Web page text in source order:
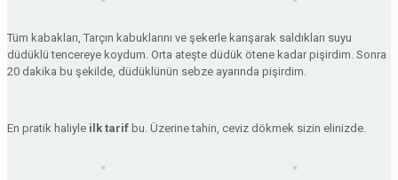
Tüm kabakları, Tarçın kabuklarını ve şekerle karışarak saldıkları suyu
düdüklü tencereye koydum. Orta ateşte düdük ötene kadar pişirdim. Sonra
20 dakika bu şekilde, düdüklünün sebze ayarında pişirdim.
En pratik haliyle ilk tarif bu. Üzerine tahin, ceviz dökmek sizin elinizde.